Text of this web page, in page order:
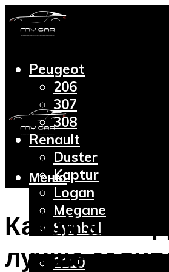
Peugeot
206
307
308
Renault
Duster
Kaptur
Logan
Megane
Symbol
2110
Меню
Какой
лучше